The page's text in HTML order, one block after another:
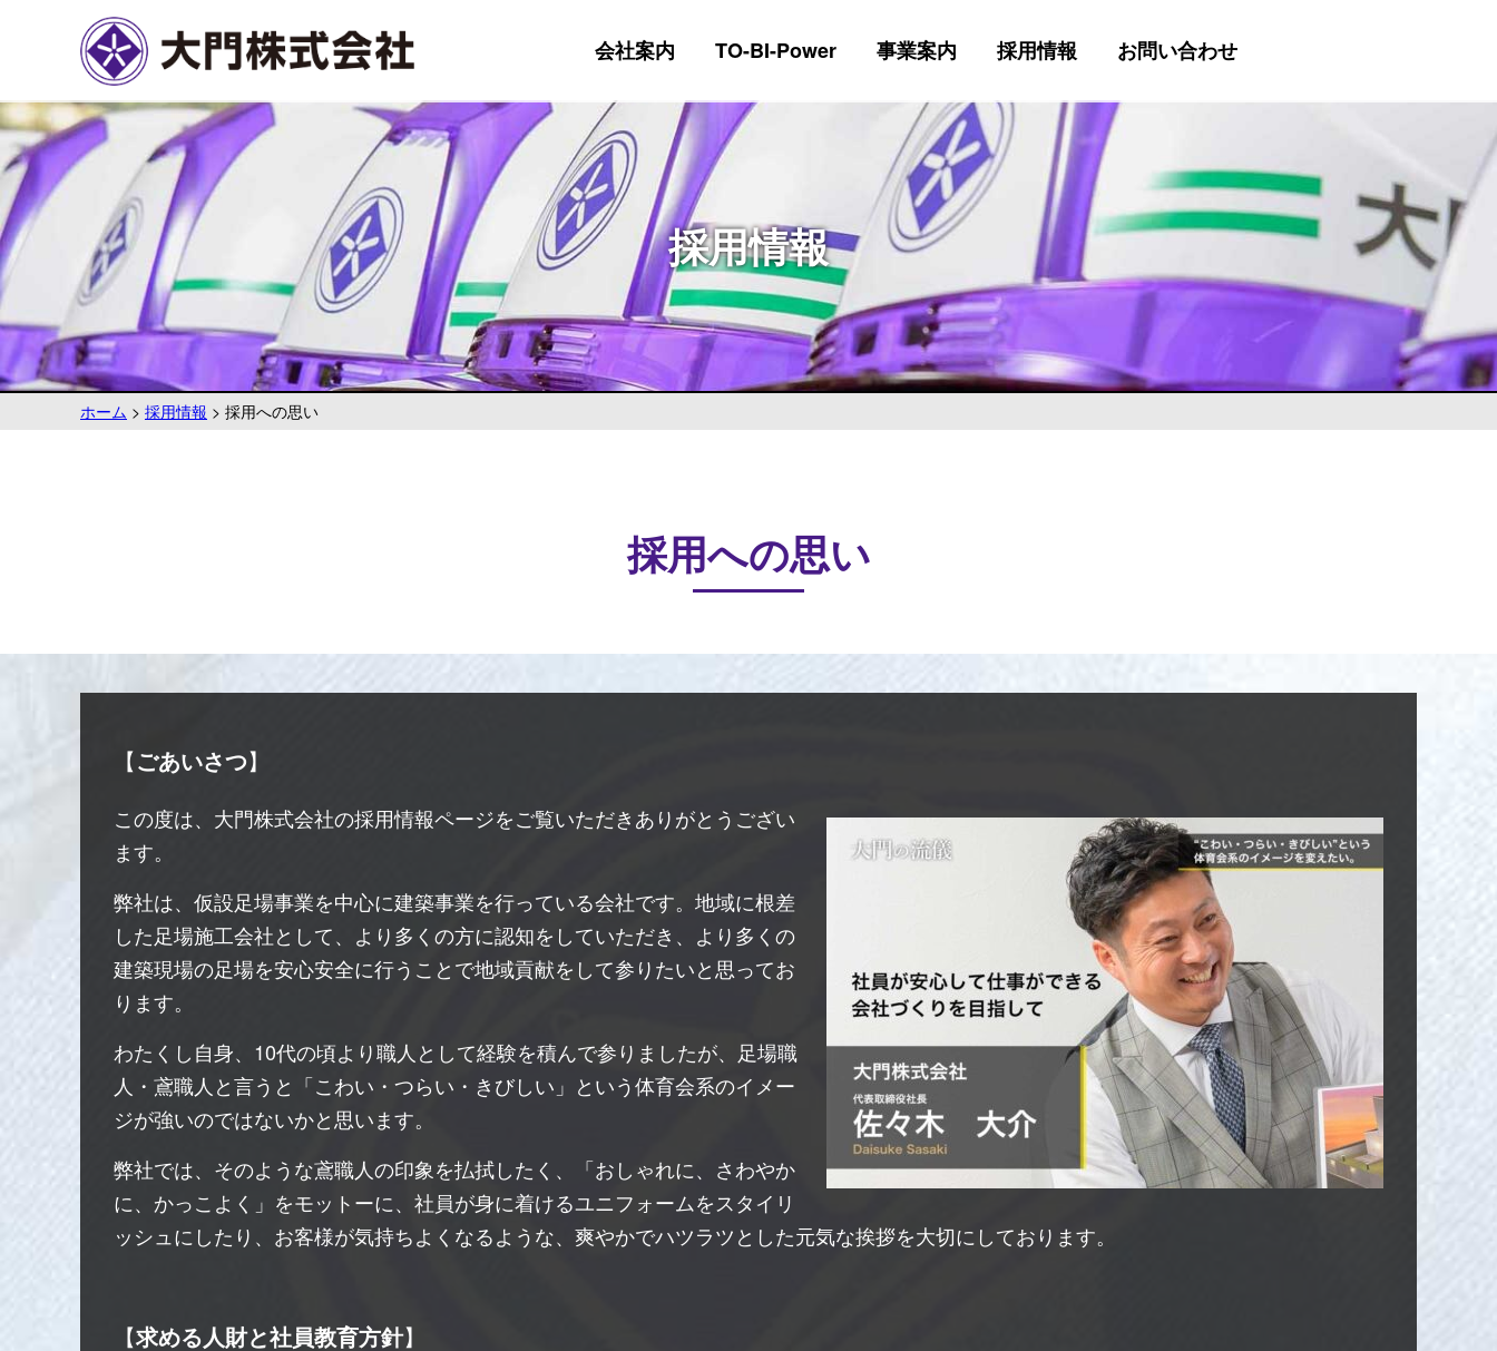
会社案内 TO-BI-Power 事業案内 採用情報 お問い合わせ
採用情報
ホーム > 採用情報 > 採用への思い
採用への思い
【 ごあいさつ】
この度は、大門株式会社の採用情報ページをご覧いただきありがとうござい
ます。
弊社は、仮設足場事業を中心に建築事業を行っている会社です。地域に根差
した足場施工会社として、より多くの方に認知をしていただき、より多くの
建築現場の足場を安心安全に行うことで地域貢献をして参りたいと思ってお
ります。
わたくし自身、10代の頃より職人として経験を積んで参りましたが、足場職
人・鳶職人と言うと「こわい・つらい・きびしい」という体育会系のイメー
ジが強いのではないかと思います。
弊社では、そのような鳶職人の印象を払拭したく、「おしゃれに、さわやか
に、かっこよく」をモットーに、社員が身に着けるユニフォームをスタイリ
ッシュにしたり、お客様が気持ちよくなるような、爽やかでハツラツとした元気な挨拶を大切にしております。
【求める人財と社員教育方針】